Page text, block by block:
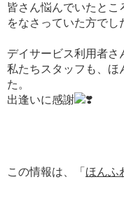
皆さん悩んでいたと
をなさっていた方でし
デイサービス利用者さ
私たちスタッフも、ほ
た。
出逢いに感謝
この情報は、「 ほんふ